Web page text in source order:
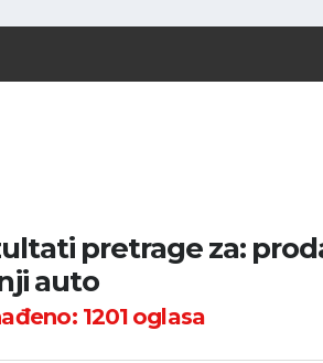
pretrage za:
auto
1201oglasa